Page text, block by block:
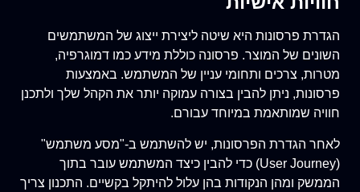
הגדרת פרסונות היא שיטה ליצירת ייצוג של המשתמשים
השונים של המוצר. פרסונה כוללת מידע כמו דמוגרפיה,
מטרות, צרכים ותחומי עניין של המשתמש. באמצעות
פרסונות, ניתן להבין בצורה עמוקה יותר את הקהל שלך ולתכנן
חוויה שמותאמת במיוחד עבורם.
לאחר הגדרת הפרסונות, יש להשתמש ב-"מסע משתמש"
(User Journey) כדי להבין כיצד המשתמש עובר בתוך
הממשק ומהן הנקודות בהן עלול להיתקל בקשיים. התכנון צריך